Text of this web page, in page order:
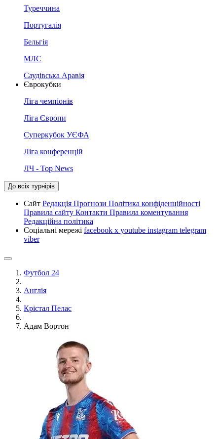
Туреччина
Португалія
Бельгія
МЛС
Саудівська Аравія
Єврокубки
Ліга чемпіонів
Ліга Європи
Суперкубок УЄФА
Ліга конференцій
ЛЧ - Top News
До всіх турнірів
Сайт Редакція Прогнози Політика конфіденційності
Правила сайту Контакти Правила коментування
Редакційна політика
Соціальні мережі facebook x youtube instagram telegram
viber
Футбол 24
Англія
Крістал Пелас
Адам Вортон